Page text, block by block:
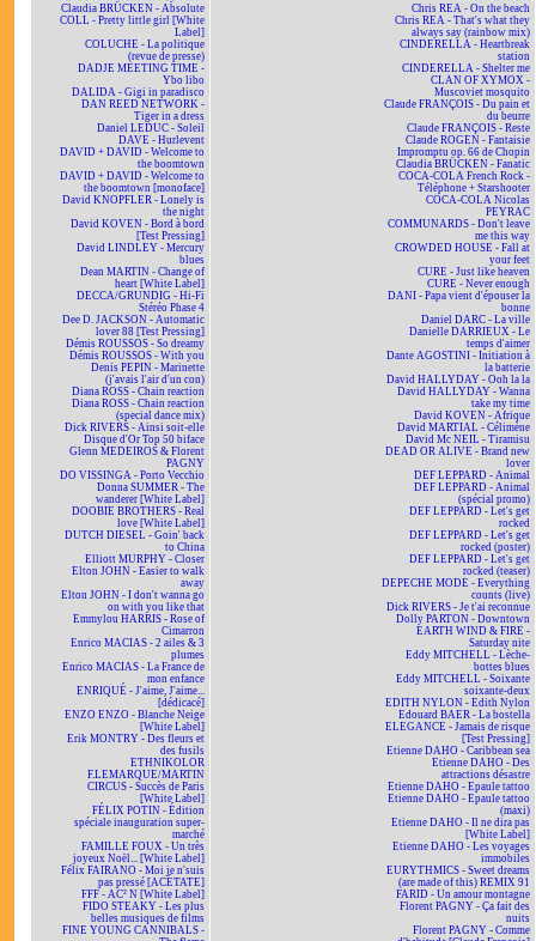
Claudia BRÜCKEN - Absolute
COLL - Pretty little girl [White
Label]
COLUCHE - La politique
(revue de presse)
DADJE MEETING TIME -
Ybo libo
DALIDA - Gigi in paradisco
DAN REED NETWORK -
Tiger in a dress
Daniel LEDUC - Soleil
DAVE - Hurlevent
DAVID + DAVID - Welcome to
the boomtown
DAVID + DAVID - Welcome to
the boomtown [monoface]
David KNOPFLER - Lonely is
the night
David KOVEN - Bord à bord
[Test Pressing]
David LINDLEY - Mercury
blues
Dean MARTIN - Change of
heart [White Label]
DECCA/GRUNDIG - Hi-Fi
Stéréo Phase 4
Dee D. JACKSON - Automatic
lover 88 [Test Pressing]
Démis ROUSSOS - So dreamy
Démis ROUSSOS - With you
Denis PEPIN - Marinette
(j'avais l'air d'un con)
Diana ROSS - Chain reaction
Diana ROSS - Chain reaction
(special dance mix)
Dick RIVERS - Ainsi soit-elle
Disque d'Or Top 50 biface
Glenn MEDEIROS & Florent
PAGNY
DO VISSINGA - Porto Vecchio
Donna SUMMER - The
wanderer [White Label]
DOOBIE BROTHERS - Real
love [White Label]
DUTCH DIESEL - Goin' back
to China
Elliott MURPHY - Closer
Elton JOHN - Easier to walk
away
Elton JOHN - I don't wanna go
on with you like that
Emmylou HARRIS - Rose of
Cimarron
Enrico MACIAS - 2 ailes & 3
plumes
Enrico MACIAS - La France de
mon enfance
ENRIQUÉ - J'aime, J'aime...
[dédicacé]
ENZO ENZO - Blanche Neige
[White Label]
Erik MONTRY - Des fleurs et
des fusils
ETHNIKOLOR
F.LEMARQUE/MARTIN
CIRCUS - Succès de Paris
[White Label]
FÉLIX POTIN - Édition
spéciale inauguration super-
marché
FAMILLE FOUX - Un très
joyeux Noël... [White Label]
Félix FAIRANO - Moi je n'suis
pas pressé [ACÉTATE]
FFF - AC² N [White Label]
FIDO STEAKY - Les plus
belles musiques de films
FINE YOUNG CANNIBALS -
Chris REA - On the beach
Chris REA - That's what they
always say (rainbow mix)
CINDERELLA - Heartbreak
station
CINDERELLA - Shelter me
CLAN OF XYMOX -
Muscoviet mosquito
Claude FRANÇOIS - Du pain et
du beurre
Claude FRANÇOIS - Reste
Claude ROGEN - Fantaisie
Impromptu op. 66 de Chopin
Claudia BRÜCKEN - Fanatic
COCA-COLA French Rock -
Téléphone + Starshooter
COCA-COLA Nicolas
PEYRAC
COMMUNARDS - Don't leave
me this way
CROWDED HOUSE - Fall at
your feet
CURE - Just like heaven
CURE - Never enough
DANI - Papa vient d'épouser la
bonne
Daniel DARC - La ville
Danielle DARRIEUX - Le
temps d'aimer
Dante AGOSTINI - Initiation à
la batterie
David HALLYDAY - Ooh la la
David HALLYDAY - Wanna
take my time
David KOVEN - Afrique
David MARTIAL - Célimène
David Mc NEIL - Tiramisu
DEAD OR ALIVE - Brand new
lover
DEF LEPPARD - Animal
DEF LEPPARD - Animal
(spécial promo)
DEF LEPPARD - Let's get
rocked
DEF LEPPARD - Let's get
rocked (poster)
DEF LEPPARD - Let's get
rocked (teaser)
DEPECHE MODE - Everything
counts (live)
Dick RIVERS - Je t'ai reconnue
Dolly PARTON - Downtown
EARTH WIND & FIRE -
Saturday nite
Eddy MITCHELL - Lèche-
bottes blues
Eddy MITCHELL - Soixante
soixante-deux
EDITH NYLON - Edith Nylon
Edouard BAER - La bostella
ELEGANCE - Jamais de risque
[Test Pressing]
Etienne DAHO - Caribbean sea
Etienne DAHO - Des
attractions désastre
Etienne DAHO - Epaule tattoo
Etienne DAHO - Epaule tattoo
(maxi)
Etienne DAHO - Il ne dira pas
[White Label]
Etienne DAHO - Les voyages
immobiles
EURYTHMICS - Sweet dreams
(are made of this) REMIX 91
FARID - Un amour montagne
Florent PAGNY - Ça fait des
nuits
Florent PAGNY - Comme